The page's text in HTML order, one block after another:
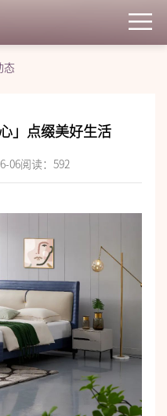
态
」点缀美好生活
06阅读： 592